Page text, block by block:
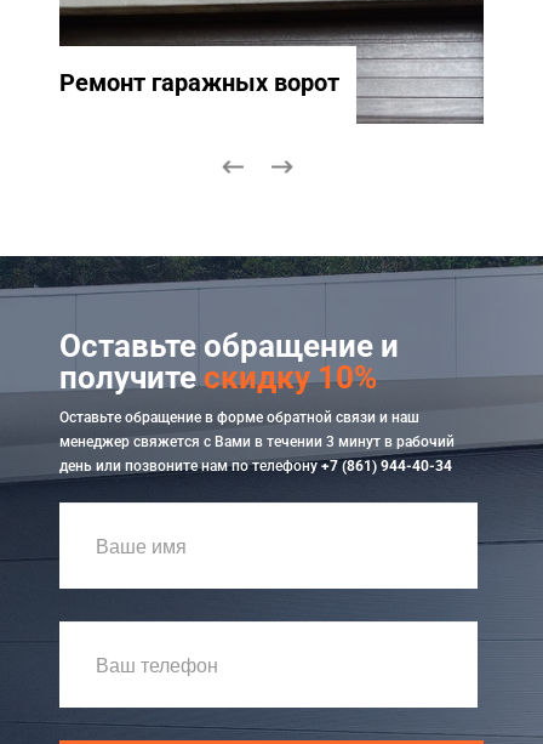
Ремонт гаражных ворот
Оставьте обращение и
получитескидку 10%
Оставьте обращение в форме обратной связи и наш
менеджер свяжется с Вами в течении 3 минут в рабочий
день или позвоните нам по телефону+7 (861) 944-40-34